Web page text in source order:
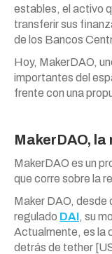
estables, el activo
transferir sus
de los Bancos
Hoy, MakerDAO,
importantes del
frente con una
MakerDAO,
MakerDAO es un
que corre sobre la
Maker DAO, desde
regulado DAI, su
Actualmente, es la
detrás de tether